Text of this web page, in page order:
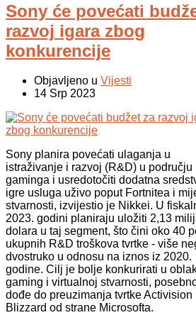
Sony će povećati
razvoj igara zbog
konkurencije
Objavljeno u Vijesti
14 Srp 2023
Sony planira povećati ulaganja u
istraživanje i razvoj (R&D) u području
gaminga i usredotočiti dodatna
igre usluga uživo poput Fortnitea i
stvarnosti, izvijestio je Nikkei. U
2023. godini planiraju uložiti 2,13
dolara u taj segment, što čini oko 40
ukupnih R&D troškova tvrtke - više
dvostruko u odnosu na iznos iz 2020.
godine. Cilj je bolje konkurirati u
gaming i virtualnoj stvarnosti,
dođe do preuzimanja tvrtke Activision
Blizzard od strane Microsofta.